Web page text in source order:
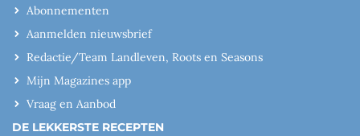
Abonnementen
Aanmelden nieuwsbrief
Redactie/Team Landleven, Roots en Seasons
Mijn Magazines app
Vraag en Aanbod
DE LEKKERSTE RECEPTEN